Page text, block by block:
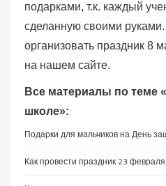
подарками, т.к. каждый
сделанную своими руками.
организовать праздник 8
на нашем сайте.
Все материалы по теме
школе»:
Подарки для мальчиков на День
Как провести праздник 23